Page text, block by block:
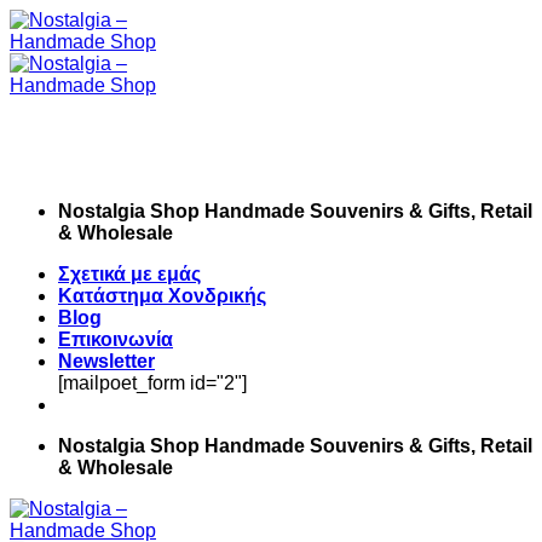
Skip
to
content
Nostalgia Shop Handmade Souvenirs & Gifts, Retail
& Wholesale
Σχετικά με εμάς
Κατάστημα Χονδρικής
Blog
Επικοινωνία
Newsletter
[mailpoet_form id="2"]
Nostalgia Shop Handmade Souvenirs & Gifts, Retail
& Wholesale